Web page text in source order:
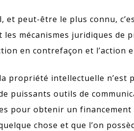
et peut-être le plus connu,
mécanismes juridiques de
en contrefaçon et l’action
propriété intellectuelle n’est
puissants outils de
pour obtenir un
chose et que l’on